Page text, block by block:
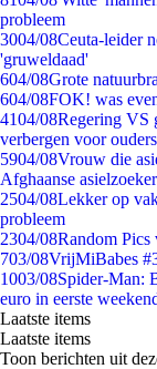
probleem
3004/08Ceuta-leider
'gruweldaad'
604/08Grote
604/08FOK! was
4104/08Regering VS
verbergen voor
5904/08Vrouw die
Afghaanse asielzoeker
2504/08Lekker op
probleem
2304/08Random Pics
703/08VrijMiBabes
1003/08Spider-Man:
euro in eerste
Laatste items
Laatste items
Toon berichten uit